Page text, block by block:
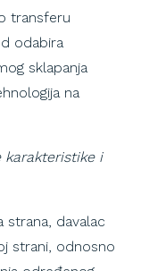
transferu
odabira
sklapanja
na
karakteristike i
strana, davalac
strani, odnosno